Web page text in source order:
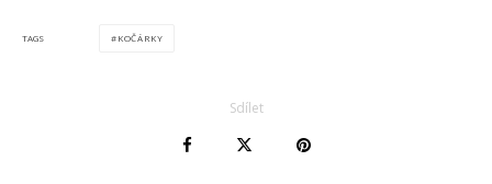
TAGS KOČÁRKY
Sdílet